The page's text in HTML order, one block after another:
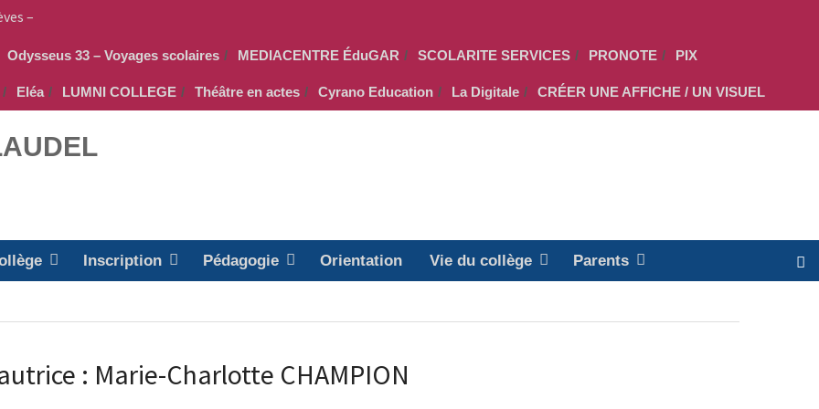
–
&
Odysseus 33 – Voyages scolaires MEDIACENTRE ÉduGAR SCOLARITE SERVICES PRONOTE PIX
Eléa LUMNI COLLEGE Théâtre en actes Cyrano Education La Digitale CRÉER UNE AFFICHE / UN VISUEL
Inscription Pédagogie Orientation Vie du collège Parents
: Marie-Charlotte CHAMPION